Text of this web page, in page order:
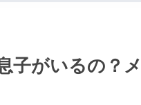
子がいるの？